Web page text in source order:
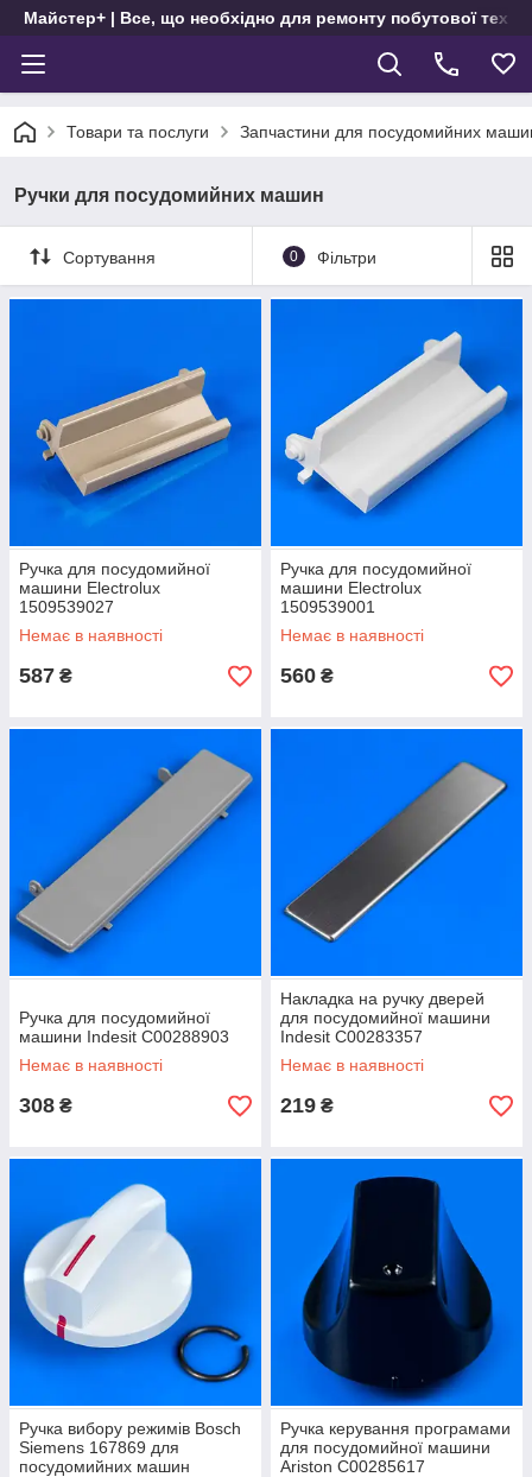
Майстер+ | Все, що необхідно для ремонту побутової
Товари та послуги Запчастини для посудомийних
Ручки для посудомийних машин
Сортування 0 Фільтри
Ручка для посудомийної
машини Electrolux
1509539027
Немає в наявності
587 ₴
Ручка для посудомийної
машини Electrolux
1509539001
Немає в наявності
560 ₴
Ручка для посудомийної
машини Indesit C00288903
Немає в наявності
308 ₴
Накладка на ручку дверей
для посудомийної машини
Indesit C00283357
Немає в наявності
219 ₴
Ручка вибору режимів Bosch
Siemens 167869 для
посудомийних машин
Ручка керування програмами
для посудомийної машини
Ariston C00285617